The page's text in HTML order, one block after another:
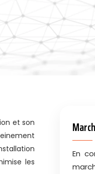
les
En